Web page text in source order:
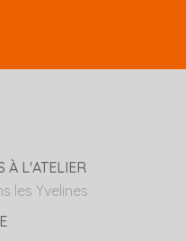
À L'ATELIER
les Yvelines